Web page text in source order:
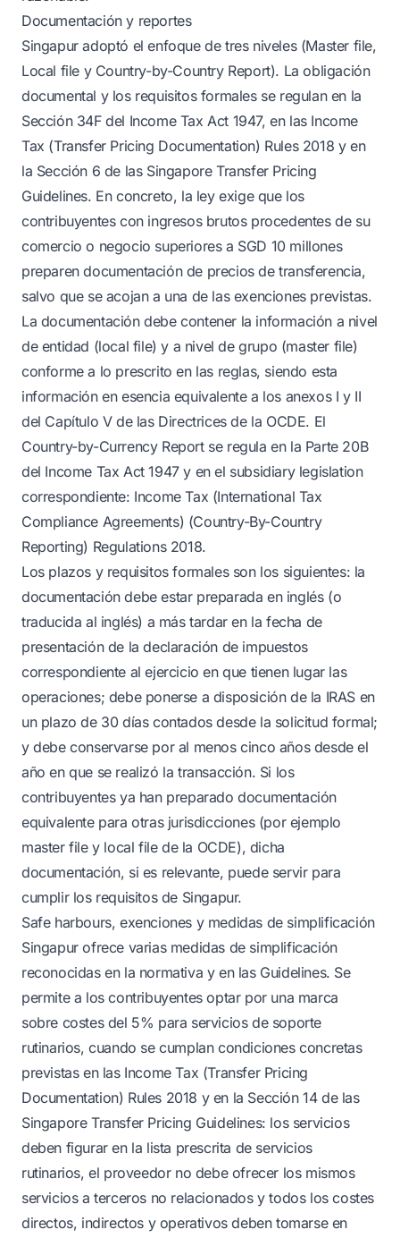
Documentación y reportes
Singapur adoptó el enfoque de tres niveles (Master file,
Local file y Country-by-Country Report). La obligación
documental y los requisitos formales se regulan en la
Sección 34F del Income Tax Act 1947, en las Income
Tax (Transfer Pricing Documentation) Rules 2018 y en
la Sección 6 de las Singapore Transfer Pricing
Guidelines. En concreto, la ley exige que los
contribuyentes con ingresos brutos procedentes de su
comercio o negocio superiores a SGD 10 millones
preparen documentación de precios de transferencia,
salvo que se acojan a una de las exenciones previstas.
La documentación debe contener la información a nivel
de entidad (local file) y a nivel de grupo (master file)
conforme a lo prescrito en las reglas, siendo esta
información en esencia equivalente a los anexos I y II
del Capítulo V de las Directrices de la OCDE. El
Country-by-Currency Report se regula en la Parte 20B
del Income Tax Act 1947 y en el subsidiary legislation
correspondiente: Income Tax (International Tax
Compliance Agreements) (Country-By-Country
Reporting) Regulations 2018.
Los plazos y requisitos formales son los siguientes: la
documentación debe estar preparada en inglés (o
traducida al inglés) a más tardar en la fecha de
presentación de la declaración de impuestos
correspondiente al ejercicio en que tienen lugar las
operaciones; debe ponerse a disposición de la IRAS en
un plazo de 30 días contados desde la solicitud formal;
y debe conservarse por al menos cinco años desde el
año en que se realizó la transacción. Si los
contribuyentes ya han preparado documentación
equivalente para otras jurisdicciones (por ejemplo
master file y local file de la OCDE), dicha
documentación, si es relevante, puede servir para
cumplir los requisitos de Singapur.
Safe harbours, exenciones y medidas de simplificación
Singapur ofrece varias medidas de simplificación
reconocidas en la normativa y en las Guidelines. Se
permite a los contribuyentes optar por una marca
sobre costes del 5% para servicios de soporte
rutinarios, cuando se cumplan condiciones concretas
previstas en las Income Tax (Transfer Pricing
Documentation) Rules 2018 y en la Sección 14 de las
Singapore Transfer Pricing Guidelines: los servicios
deben figurar en la lista prescrita de servicios
rutinarios, el proveedor no debe ofrecer los mismos
servicios a terceros no relacionados y todos los costes
directos, indirectos y operativos deben tomarse en